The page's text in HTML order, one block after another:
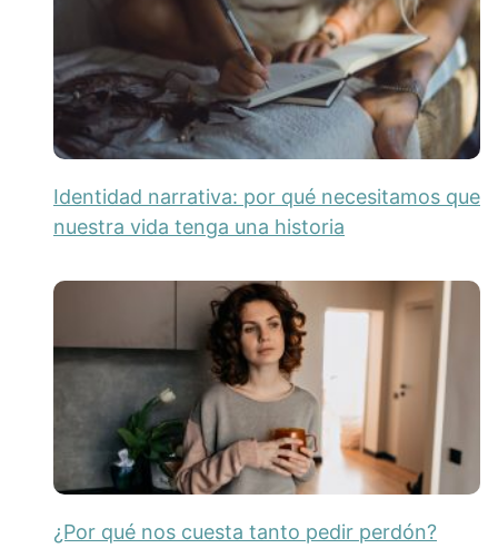
Identidad narrativa: por qué necesitamos que
nuestra vida tenga una historia
¿Por qué nos cuesta tanto pedir perdón?